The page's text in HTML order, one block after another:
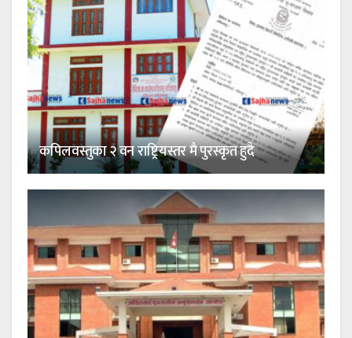
कपिलवस्तुका २ वन राष्ट्रियस्तर मै पुरस्कृत हुदै